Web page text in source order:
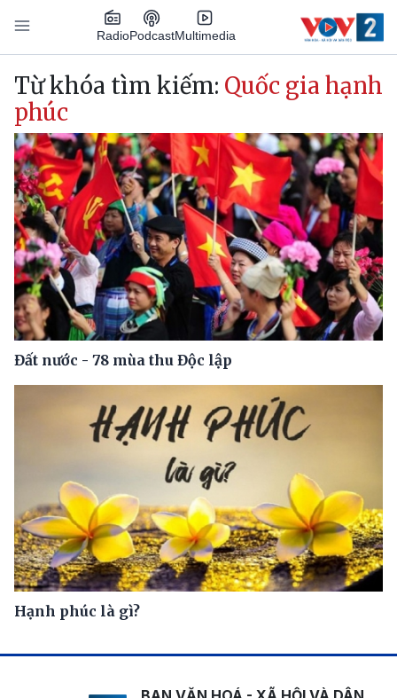
Nhảy đến nội dung
RadioPodcastMultimedia
Main navigation
Từ khóa tìm kiếm: Quốc gia hạnh
phúc
Đất nước - 78 mùa thu Độc lập
Hạnh phúc là gì?